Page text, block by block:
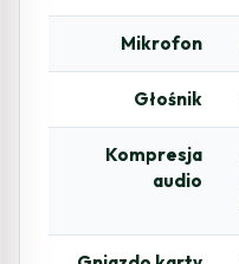
Mikrofon
Głośnik
Kompresja
audio